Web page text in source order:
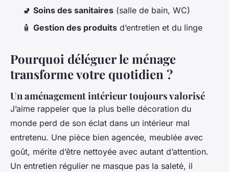
🚽 Soins des sanitaires (salle de bain, WC)
🧴 Gestion des produits d’entretien et du linge
Pourquoi déléguer le ménage
transforme votre quotidien ?
Un aménagement intérieur toujours valorisé
J’aime rappeler que la plus belle décoration du
monde perd de son éclat dans un intérieur mal
entretenu. Une pièce bien agencée, meublée avec
goût, mérite d’être nettoyée avec autant d’attention.
Un entretien régulier ne masque pas la saleté, il